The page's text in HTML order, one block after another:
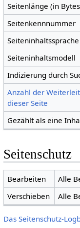
Seitenlänge (in
Seitenkennnummer
Seiteninhaltssprache
Seiteninhaltsmodell
Indizierung durch
Anzahl der
dieser Seite
Gezählt als eine
Seitenschutz
Bearbeiten
Alle
Verschieben
Alle
Das Seitenschutz-